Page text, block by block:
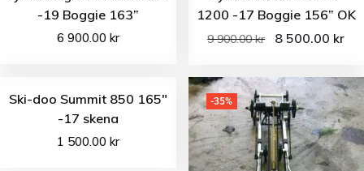
-19 Boggie 163”
6 900.00 kr
1200 -17 Boggie 156” OK
9 900.00kr 8 500.00 kr
Ski-doo Summit 850 165″
-17 skena
1 500.00 kr
-35%